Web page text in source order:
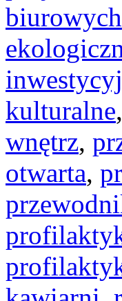
biurowych
kulturalne,
wnętrz,
otwarta,